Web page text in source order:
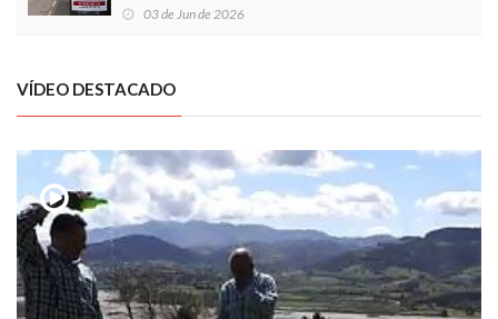
03 de Jun de 2026
VÍDEO DESTACADO